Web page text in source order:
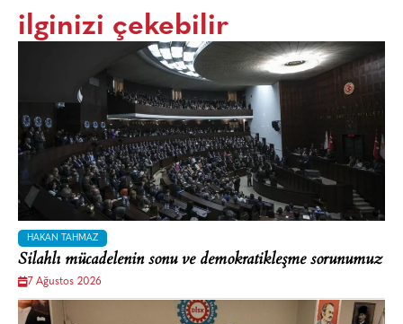
ilginizi çekebilir
HAKAN TAHMAZ
Silahlı mücadelenin sonu ve demokratikleşme sorunumuz
7 Ağustos 2026